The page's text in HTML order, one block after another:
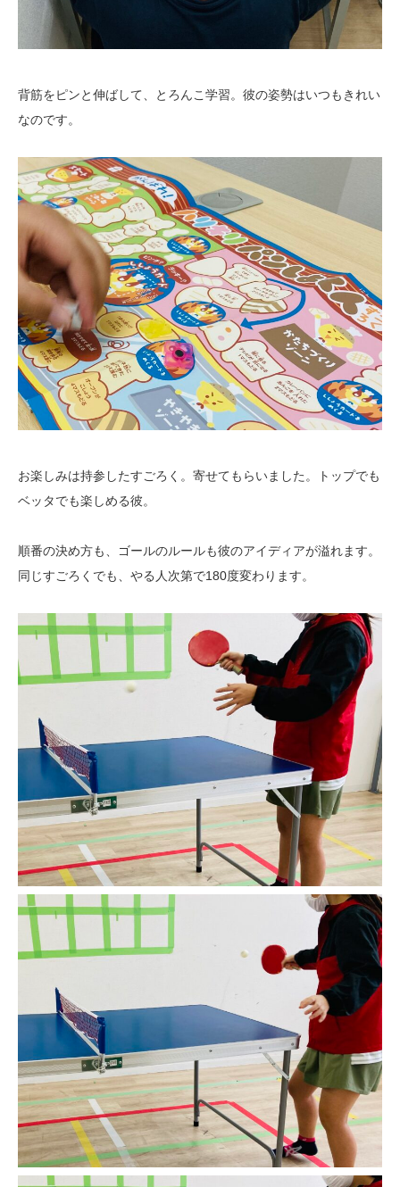
背筋をピンと伸ばして、とろんこ学習。彼の姿勢はいつもきれい
なのです。
お楽しみは持参したすごろく。寄せてもらいました。トップでも
ベッタでも楽しめる彼。
順番の決め方も、ゴールのルールも彼のアイディアが溢れます。
同じすごろくでも、やる人次第で180度変わります。